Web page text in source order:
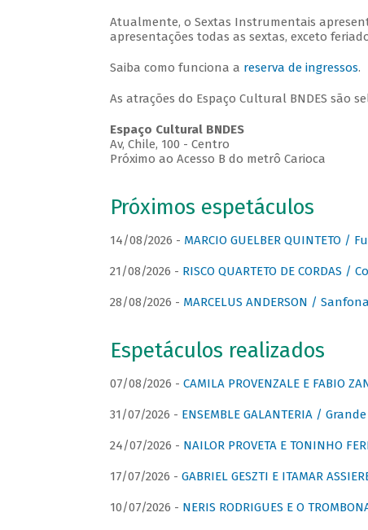
Atualmente, o Sextas Instrumentais
apresentações todas as sextas, exceto
Saiba como funciona a reserva de ingressos.
As atrações do Espaço Cultural BNDES são
Espaço Cultural BNDES
Av, Chile, 100 - Centro
Próximo ao Acesso B do metrô Carioca
Próximos espetáculos
14/08/2026 - MARCIO GUELBER QUINTETO /
21/08/2026 - RISCO QUARTETO DE CORDAS /
28/08/2026 - MARCELUS ANDERSON /
Espetáculos realizados
07/08/2026 - CAMILA PROVENZALE E FABIO
31/07/2026 - ENSEMBLE GALANTERIA /
24/07/2026 - NAILOR PROVETA E TONINHO
17/07/2026 - GABRIEL GESZTI E ITAMAR
10/07/2026 - NERIS RODRIGUES E O